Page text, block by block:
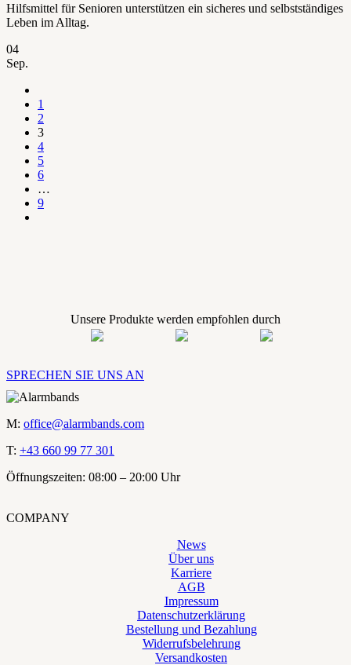
Hilfsmittel für Senioren unterstützen ein sicheres und selbstständiges
Leben im Alltag.
04
Sep.
1
2
3
4
5
6
…
9
Unsere Produkte werden empfohlen durch
SPRECHEN SIE UNS AN
M: office@alarmbands.com
T: +43 660 99 77 301
Öffnungszeiten: 08:00 – 20:00 Uhr
COMPANY
News
Über uns
Karriere
AGB
Impressum
Datenschutzerklärung
Bestellung und Bezahlung
Widerrufsbelehrung
Versandkosten